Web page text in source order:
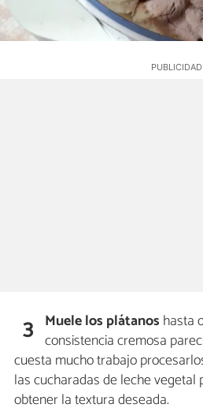
3 Muele los plátanos hasta
consistencia cremosa
cuesta mucho trabajo
las cucharadas de leche vegetal
obtener la textura deseada.